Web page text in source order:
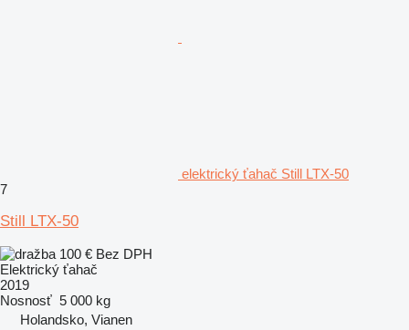
elektrický ťahač Still LTX-50
7
Still LTX-50
100 € Bez DPH
Elektrický ťahač
2019
Nosnosť 5 000 kg
Holandsko, Vianen